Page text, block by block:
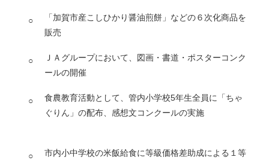
「加賀市産こしひかり醤油煎餅」などの６次化商品を
販売
ＪＡグループにおいて、図画・書道・ポスターコンク
ールの開催
食農教育活動として、管内小学校5年生全員に「ちゃ
ぐりん」の配布、感想文コンクールの実施
市内小中学校の米飯給食に等級価格差助成による１等